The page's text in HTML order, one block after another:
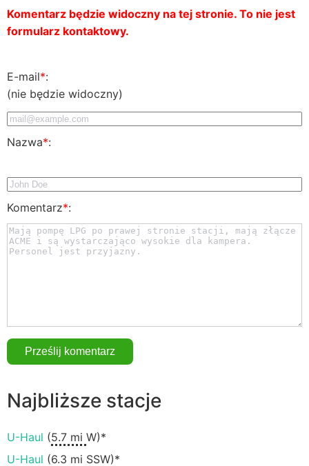
Komentarz będzie widoczny na tej stronie. To nie jest
formularz kontaktowy.
E-mail*:
(nie będzie widoczny)
Nazwa*:
Komentarz*:
Najbliższe stacje
U-Haul (5.7 mi W)*
U-Haul (6.3 mi SSW)*